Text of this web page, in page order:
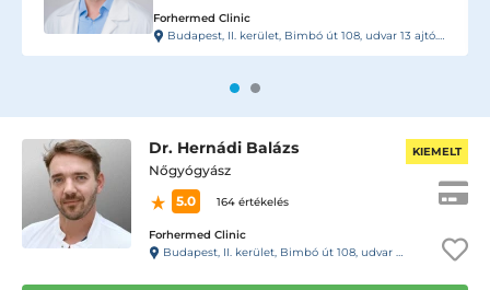
Forhermed Clinic
Budapest, II. kerület, Bimbó út 108, udvar 13 ajtó. Kaputelefon 13- Rendelő
Dr. Hernádi Balázs
Nőgyógyász
5.0
164 értékelés
Forhermed Clinic
Budapest, II. kerület, Bimbó út 108, udvar 13 ajtó. Kaputelefon 13- Rendelő
KIEMELT